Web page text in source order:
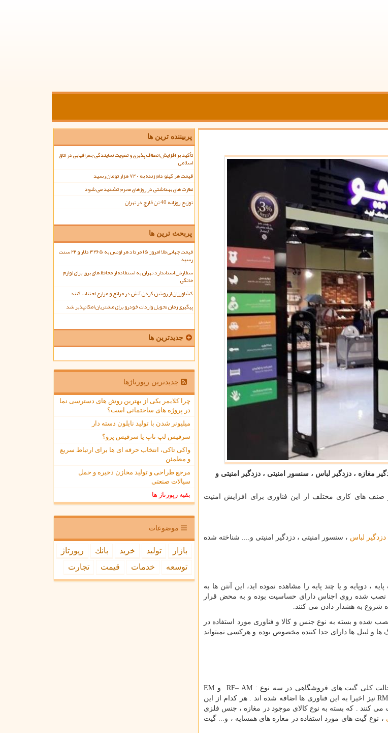
مغازه ، دزدگیر لباس ، سنسور امنیتی ، دزدگیر امنیتی و
صنف های کاری مختلف از این فناوری برای افزایش امنیت
دزدگیر لباس ، سنسور امنیتی ، دزدگیر امنیتی و.... شناخته شده
، دوپایه و یا چند پایه را مشاهده نموده اید، این آنتن ها به
نصب شده روی اجناس دارای حساسیت بوده و به محض قرار
شروع به هشدار دادن می کنند.
شده و بسته به نوع جنس و کالا و فناوری مورد استفاده در
و لیبل ها دارای جدا کننده مخصوص بوده و هرکسی نمیتواند
کلی گیت های فروشگاهی در سه نوع : AM
–
RF و EM
RMنیز اخیرا به این فناوری ها اضافه شده اند . هر کدام از این
کنند . که بسته به نوع کالای موجود در مغازه ، جنس فلزی
، نوع گیت های مورد استفاده در مغازه های همسایه ، و... گیت
پربیننده ترین ها
تأکید بر افزایش انعطاف پذیری و تقویت نمایندگی جغرافیایی در اتاق
اسلامی
قیمت هر کیلو دام زنده به ۷۴۰ هزار تومان رسید
نظارت های بهداشتی در روزهای محرم تشدید می شود
توزیع روزانه 40 تن قارچ در تهران
پربحث ترین ها
قیمت جهانی طلا امروز ۱۵ مرداد هر اونس به ۴۲۶۵ دلار و ۲۲ سنت
رسید
سفارش استاندارد تهران به استفاده از محافظ های برق برای لوازم
خانگی
کشاورزان از روشن کردن آتش در مراتع و مزارع اجتناب کنند
پیگیری زمان تحویل واردات خودرو برای مشتریان امکانپذیر شد
جدیدترین ها
جدیدترین رپورتاژها
چرا کلایمر یکی از بهترین روش های دسترسی نما
در پروژه های ساختمانی است؟
میلیونر شدن با تولید نایلون دسته دار
سرفیس لپ تاپ یا سرفیس پرو؟
واکی تاکی، انتخاب حرفه ای ها برای ارتباط سریع
و مطمئن
مرجع طراحی و تولید مخازن ذخیره و حمل
سیالات صنعتی
بقیه رپورتاژ ها
موضوعات
بازار تولید خرید بانك
رپورتاژ
توسعه
خدمات قیمت تجارت